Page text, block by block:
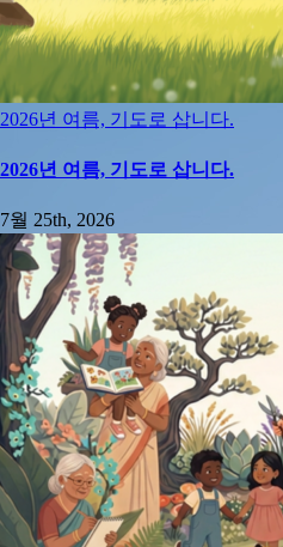
2026년 여름, 기도로 삽니다.
2026년 여름, 기도로 삽니다.
7월 25th, 2026